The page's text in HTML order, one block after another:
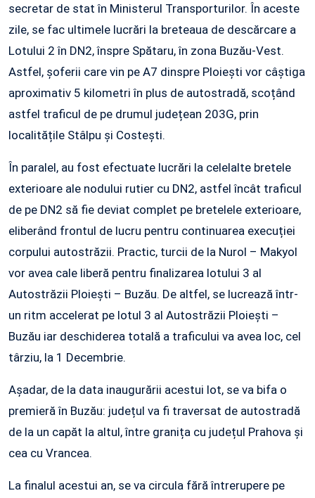
secretar de stat în Ministerul Transporturilor. În aceste
zile, se fac ultimele lucrări la breteaua de descărcare a
Lotului 2 în DN2, înspre Spătaru, în zona Buzău-Vest.
Astfel, șoferii care vin pe A7 dinspre Ploiești vor câștiga
aproximativ 5 kilometri în plus de autostradă, scoțând
astfel traficul de pe drumul județean 203G, prin
localitățile Stâlpu și Costești.
În paralel, au fost efectuate lucrări la celelalte bretele
exterioare ale nodului rutier cu DN2, astfel încât traficul
de pe DN2 să fie deviat complet pe bretelele exterioare,
eliberând frontul de lucru pentru continuarea execuției
corpului autostrăzii. Practic, turcii de la Nurol – Makyol
vor avea cale liberă pentru finalizarea lotului 3 al
Autostrăzii Ploiești – Buzău. De altfel, se lucrează într-
un ritm accelerat pe lotul 3 al Autostrăzii Ploiești –
Buzău iar deschiderea totală a traficului va avea loc, cel
târziu, la 1 Decembrie.
Așadar, de la data inaugurării acestui lot, se va bifa o
premieră în Buzău: județul va fi traversat de autostradă
de la un capăt la altul, între granița cu județul Prahova și
cea cu Vrancea.
La finalul acestui an, se va circula fără întrerupere pe